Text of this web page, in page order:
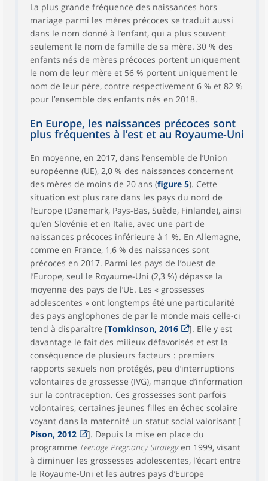
La plus grande fréquence des naissances hors
mariage parmi les mères précoces se traduit aussi
dans le nom donné à l’enfant, qui a plus souvent
seulement le nom de famille de sa mère. 30 % des
enfants nés de mères précoces portent uniquement
le nom de leur mère et 56 % portent uniquement le
nom de leur père, contre respectivement 6 % et 82 %
pour l’ensemble des enfants nés en 2018.
En Europe, les naissances précoces sont
plus fréquentes à l’est et au Royaume-Uni
En moyenne, en 2017, dans l’ensemble de l’Union
européenne (UE), 2,0 % des naissances concernent
des mères de moins de 20 ans (figure 5). Cette
situation est plus rare dans les pays du nord de
l’Europe (Danemark, Pays-Bas, Suède, Finlande), ainsi
qu’en Slovénie et en Italie, avec une part de
naissances précoces inférieure à 1 %. En Allemagne,
comme en France, 1,6 % des naissances sont
précoces en 2017. Parmi les pays de l’ouest de
l’Europe, seul le Royaume-Uni (2,3 %) dépasse la
moyenne des pays de l’UE. Les « grossesses
adolescentes » ont longtemps été une particularité
des pays anglophones de par le monde mais celle-ci
tend à disparaître [Tomkinson, 2016
]. Elle y est
davantage le fait des milieux défavorisés et est la
conséquence de plusieurs facteurs : premiers
rapports sexuels non protégés, peu d’interruptions
volontaires de grossesse (IVG), manque d’information
sur la contraception. Ces grossesses sont parfois
volontaires, certaines jeunes filles en échec scolaire
voyant dans la maternité un statut social valorisant [
Pison, 2012
]. Depuis la mise en place du
programme Teenage Pregnancy Strategyen 1999, visant
à diminuer les grossesses adolescentes, l’écart entre
le Royaume-Uni et les autres pays d’Europe